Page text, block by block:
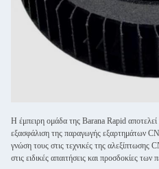
Η έμπειρη ομάδα της Barana Rapid αποτελεί
εξασφάλιση της παραγωγής εξαρτημάτων
γνώση τους στις τεχνικές της αλεξίπτωσης
στις ειδικές απαιτήσεις και προσδοκίες των